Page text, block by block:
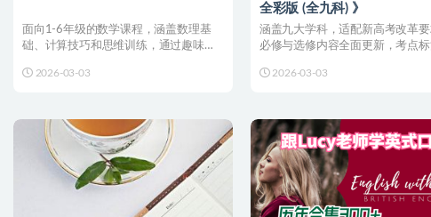
面向1-6年级的数学课程，涵盖数理基
础、计算技巧和思维训练，通过趣味动
2026-03-03
全彩版 (全九科) 》
涵盖九大学科，适配新高考改革要
必修与选修内容全面更新，考点标
2026-03-03